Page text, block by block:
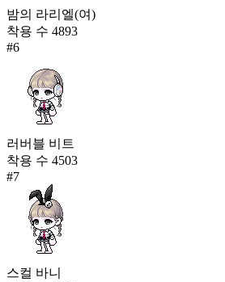
밤의 라리엘(여)
착용 수 4893
#6
러버블 비트
착용 수 4503
#7
스컬 바니